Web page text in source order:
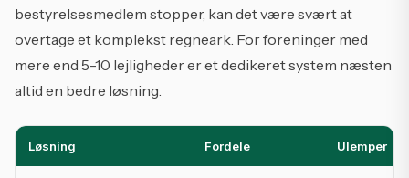
bestyrelsesmedlem stopper, kan det være svært at
overtage et komplekst regneark. For foreninger med
mere end 5-10 lejligheder er et dedikeret system næsten
altid en bedre løsning.
Løsning Fordele Ulemper